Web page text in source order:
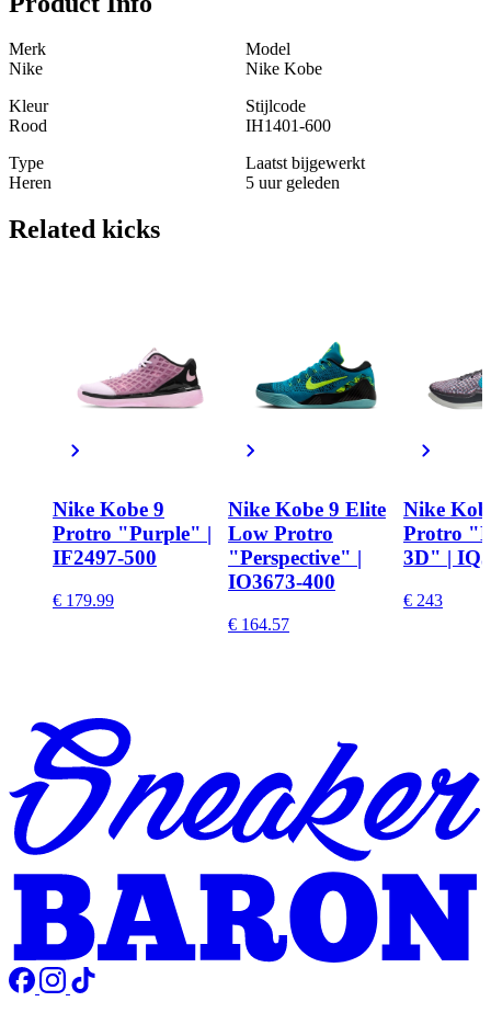
Merk
Nike
Model
Nike Kobe
Kleur
Rood
Stijlcode
IH1401-600
Type
Heren
Laatst bijgewerkt
5 uur geleden
Related kicks
Nike Kobe 9
Protro "Purple" |
IF2497-500
€ 179.99
Nike Kobe 9 Elite
Low Protro
"Perspective" |
IO3673-400
€ 164.57
Nike
Protro
3D" |
€ 243